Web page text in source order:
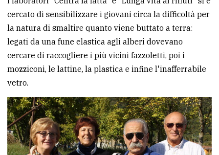
cercato di sensibilizzare i giovani circa la difficoltà per
la natura di smaltire quanto viene buttato a terra:
legati da una fune elastica agli alberi dovevano
cercare di raccogliere i più vicini fazzoletti, poi i
mozziconi, le lattine, la plastica e infine l'inafferrabile
vetro.